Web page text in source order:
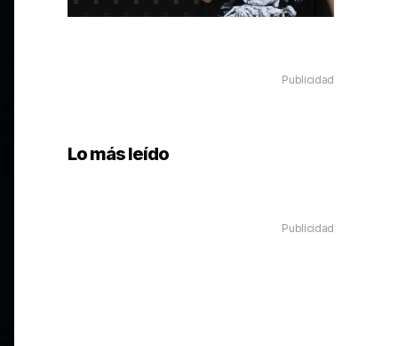
Publicidad
Lo más leído
Publicidad